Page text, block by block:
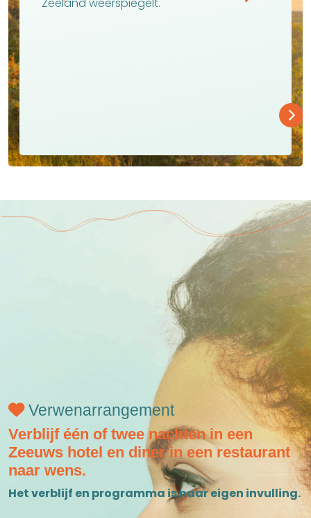
Verwenarrangement
Verblijf één of twee nachten in een
Zeeuws hotel en diner in een restaurant
naar wens.
Het verblijf en programma is naar eigen invulling.